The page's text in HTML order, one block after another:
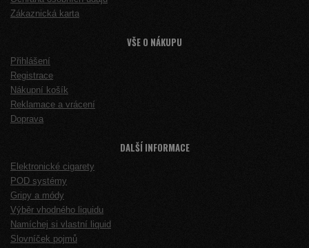
Zákaznická karta
VŠE O NÁKUPU
Přihlášení
Registrace
Nákupní košík
Reklamace a vrácení
Doprava
DALŠÍ INFORMACE
Elektronické cigarety
POD systémy
Gripy a módy
Výběr vhodného liquidu
Namíchej si vlastní liquid
Slovníček pojmů